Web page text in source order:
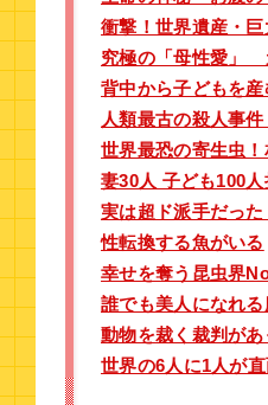
衝撃！世界遺産・
究極の「母性愛」
背中から子どもを
人類最古の殺人事
世界最恐の寄生虫
妻30人 子ども100
実は超ド派手だっ
性転換する魚がいる
幸せを奪う昆虫界
誰でも美人になれる
動物を裁く裁判があ
世界の6人に1人が